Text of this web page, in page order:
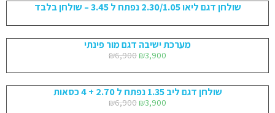
שולחן דגם ליאו 2.30/1.05 נפתח ל 3.45 – שולחן בלבד
מערכת ישיבה דגם מור פינתי
₪6,900 ₪3,900
שולחן דגם ליב 1.35 נפתח ל 2.70 + 4 כסאות
₪6,900 ₪3,900